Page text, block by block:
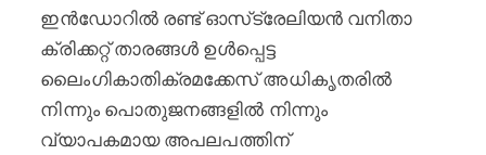
ഇൻഡോറിൽ രണ്ട് ഓസ്‌ട്രേലിയൻ വനിതാ
ക്രിക്കറ്റ് താരങ്ങൾ ഉൾപ്പെട്ട
ലൈംഗികാതിക്രമക്കേസ് അധികൃതരിൽ
നിന്നും പൊതുജനങ്ങളിൽ നിന്നും
വ്യാപകമായ അപലപത്തിന്